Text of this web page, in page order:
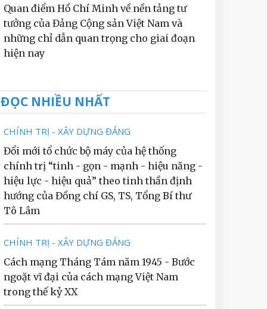
Quan điểm Hồ Chí Minh về nền tảng tư
tưởng của Đảng Cộng sản Việt Nam và
những chỉ dẫn quan trọng cho giai đoạn
hiện nay
ĐỌC NHIỀU NHẤT
CHÍNH TRỊ - XÂY DỰNG ĐẢNG
Đổi mới tổ chức bộ máy của hệ thống
chính trị “tinh - gọn - mạnh - hiệu năng -
hiệu lực - hiệu quả” theo tinh thần định
hướng của Đồng chí GS, TS, Tổng Bí thư
Tô Lâm
CHÍNH TRỊ - XÂY DỰNG ĐẢNG
Cách mạng Tháng Tám năm 1945 - Bước
ngoặt vĩ đại của cách mạng Việt Nam
trong thế kỷ XX